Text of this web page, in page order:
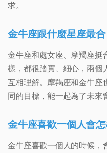
求。
金牛座跟什麼星座最合
金牛座和處女座、摩羯座挺
樣，都很踏實、細心，兩個
互相理解。摩羯座和金牛座
同的目標，能一起為了未來
金牛座喜歡一個人會怎
金牛座喜歡一個人的時候，